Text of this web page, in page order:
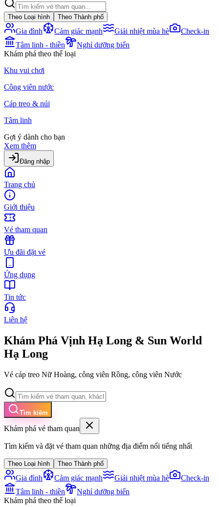
Theo Loại hình Theo Thành phố
Gia đình Cảm giác mạnh Giải nhiệt mùa hè
Check-in
Tâm linh - thiền
Nghỉ dưỡng biển
Khám phá theo thể loại
Khu vui chơi
Công viên nước
Cáp treo & núi
Tâm linh
Gợi ý dành cho bạn
Xem thêm
Đăng nhập
Trang chủ
Giới thiệu
Vé tham quan
Ưu đãi đặt vé
Ứng dụng
Tin tức
Liên hệ
Khám Phá Vịnh Hạ Long & Sun World
Hạ Long
Vé cáp treo Nữ Hoàng, công viên Rồng, công viên Nước
Tìm kiếm
Khám phá vé tham quan
Tìm kiếm và đặt vé tham quan những địa điểm nổi tiếng nhất
Theo Loại hình Theo Thành phố
Gia đình Cảm giác mạnh Giải nhiệt mùa hè
Check-in
Tâm linh - thiền
Nghỉ dưỡng biển
Khám phá theo thể loại